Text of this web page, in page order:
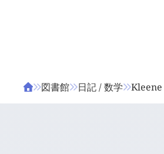
図書館 日記 / 数学 Kleene